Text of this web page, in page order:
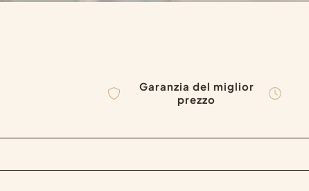
Garanzia del miglior
prezzo